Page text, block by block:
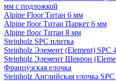
мм с подложкой
Alpine Floor Титан 6 мм
Alpine floor Титан Паркет 6 мм
Alpine floor Титан 8 мм
Steinholz SPC плитка
Steinholz Элемент (Element) SPC
Steinholz Элемент Шеврон
Французская елочка
Steinholz Английская елочка